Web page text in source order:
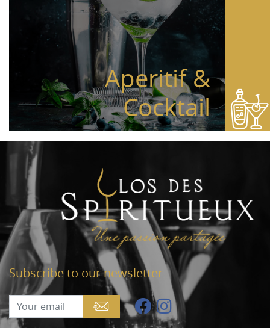
Aperitif &
Cocktail
Subscribe to our newsletter